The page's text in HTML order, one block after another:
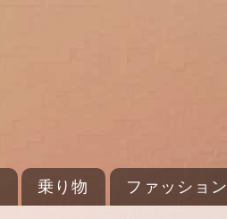
乗り物 ファッション